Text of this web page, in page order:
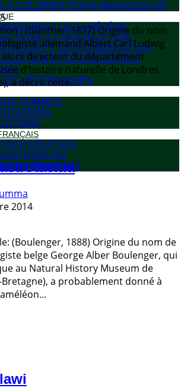
À COLORIER POUR MADAGASCAR
ET LE CAMÉLÉON
À CONSTRUCTION
ET SUPPLEMENTATION
ET DESCENDANCE
VÉTÉRINAIRES
SOMMES
DEUTSCH
ENGLISH
FRANÇAIS
: (Günther, 1877) Origine du nom
allemand Albert Carl Ludwig
directeur du département
d’histoire naturelle de Londres
a décrit cette...
2014
(Boulenger, 1888) Origine du nom de
belge George Alber Boulenger, qui
au Natural History Museum de
a probablement donné à